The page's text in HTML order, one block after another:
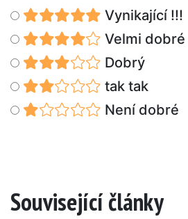
Vynikající !!!
Velmi dobré
Dobrý
tak tak
Není dobré
Související články